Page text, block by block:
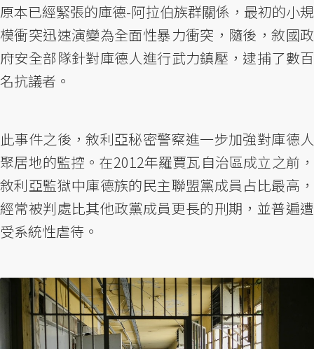
原本已經緊張的庫德-阿拉伯族群關係，最初的小規
模衝突迅速演變為全面性暴力衝突，隨後，敘國政
府安全部隊針對庫德人進行武力鎮壓，逮捕了數百
名抗議者。
此事件之後，敘利亞秘密警察進一步加強對庫德人
聚居地的監控。在2012年羅賈瓦自治區成立之前，
敘利亞監獄中庫德族的民主聯盟黨成員占比最高，
經常被判處比其他政黨成員更長的刑期，並普遍遭
受系統性虐待。